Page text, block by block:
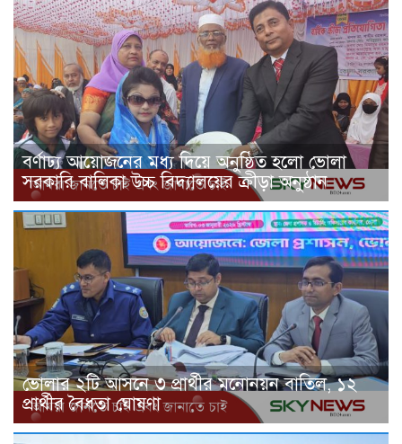
বর্ণাঢ্য আয়োজনের মধ্য দিয়ে অনুষ্ঠিত হলো ভোলা
সরকারি বালিকা উচ্চ বিদ্যালয়ের ক্রীড়া অনুষ্ঠান
ভোলার ২টি আসনে ৩ প্রার্থীর মনোনয়ন বাতিল, ১২
প্রার্থীর বৈধতা ঘোষণা